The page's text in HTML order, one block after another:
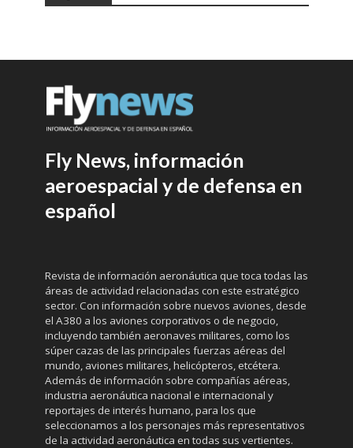
Fly News, información
aeroespacial y de defensa en
español
Revista de información aeronáutica que toca todas las
áreas de actividad relacionadas con este estratégico
sector. Con información sobre nuevos aviones, desde
el A380 a los aviones corporativos o de negocio,
incluyendo también aeronaves militares, como los
súper cazas de las principales fuerzas aéreas del
mundo, aviones militares, helicópteros, etcétera.
Además de información sobre compañías aéreas,
industria aeronáutica nacional e internacional y
reportajes de interés humano, para los que
seleccionamos a los personajes más representativos
de la actividad aeronáutica en todas sus vertientes.